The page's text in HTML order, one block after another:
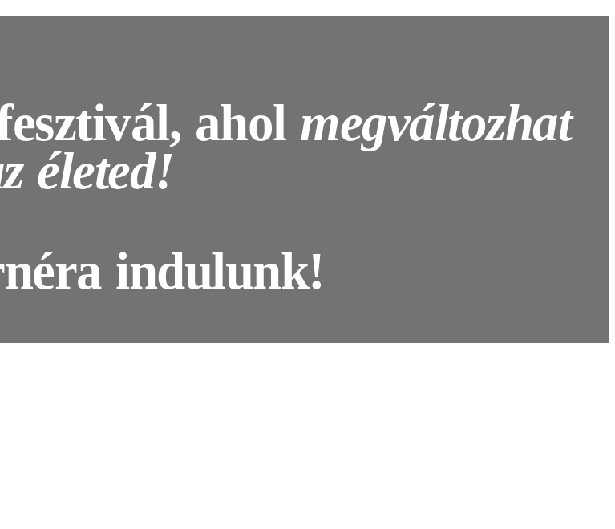
ahol megváltozhat
életed!
indulunk!